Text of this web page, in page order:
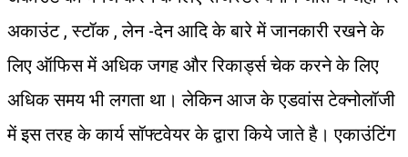
अकाउंट , स्टॉक , लेन -देन आदि के बारे में जानकारी रखने के
लिए ऑफिस में अधिक जगह और रिकार्ड्स चेक करने के लिए
अधिक समय भी लगता था। लेकिन आज के एडवांस टेक्नोलॉजी
में इस तरह के कार्य सॉफ्टवेयर के द्वारा किये जाते है। एकाउंटिंग